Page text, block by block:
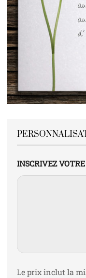
INSCRIVEZ
Le prix inclut la